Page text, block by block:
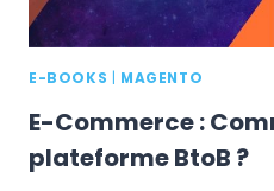
E-BOOKS MAGENTO
E-Commerce :
plateforme BtoB ?